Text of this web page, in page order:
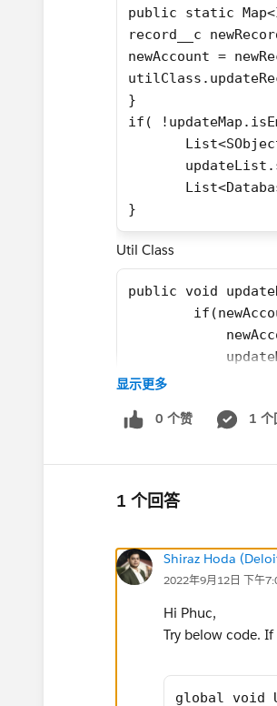
public static
record__c
newAccount =
}
if(
}
Util Class
public void
if(newAccount
}
}
What is the best option
Cheers,
显示更多
0 个赞 1 个
1 个回答
Shiraz Hoda
2022年9月12日 下午
Hi Phuc,
Try below code.
global void